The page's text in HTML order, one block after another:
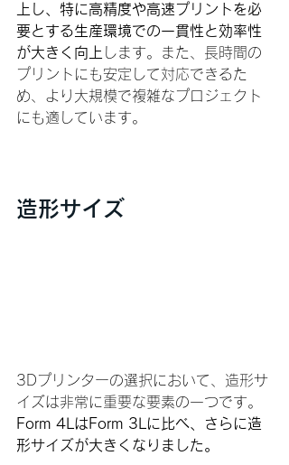
上し、特に高精度や高速プリントを必
要とする生産環境での一貫性と効率性
が大きく向上 します。また、長時間の
プリントにも安定して対応できるた
め、より大規模で複雑なプロジェクト
にも適しています。
造形サイズ
3Dプリンターの選択において、造形サ
イズは非常に重要な要素の一つです。
Form 4LはForm 3Lに比べ、さらに造
形サイズが大きくなりました。